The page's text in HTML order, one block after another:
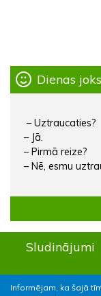
Informējam, ka šajā
Dienas joks
– Uztraucaties?
– Jā.
– Pirmā reize?
– Nē, esmu
Sludinājumi